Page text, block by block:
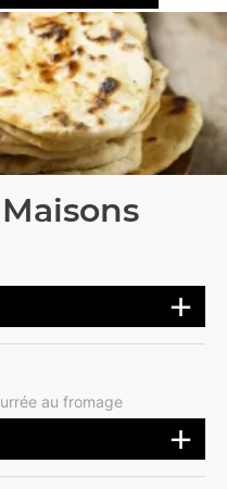
au fromage